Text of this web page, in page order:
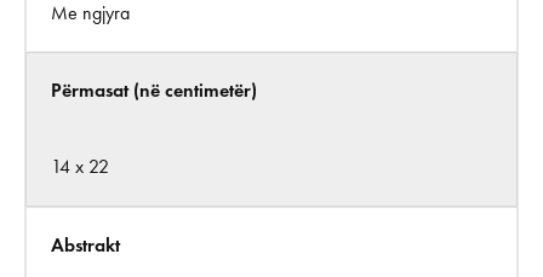
Me ngjyra
Përmasat (në centimetër)
14 x 22
Abstrakt